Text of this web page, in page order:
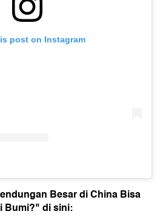
post on Instagram
Besar di China Bisa
Bumi?" di sini: